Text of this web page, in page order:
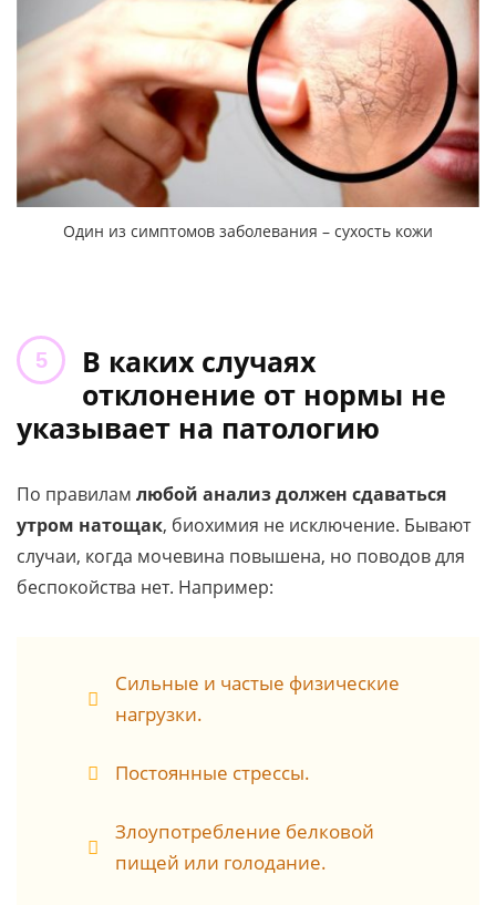
Один из симптомов заболевания – сухость кожи
В каких случаях
отклонение от нормы не
указывает на патологию
По правилам любой анализ должен сдаваться
утром натощак, биохимия не исключение. Бывают
случаи, когда мочевина повышена, но поводов для
беспокойства нет. Например:
Сильные и частые физические
нагрузки.
Постоянные стрессы.
Злоупотребление белковой
пищей или голодание.